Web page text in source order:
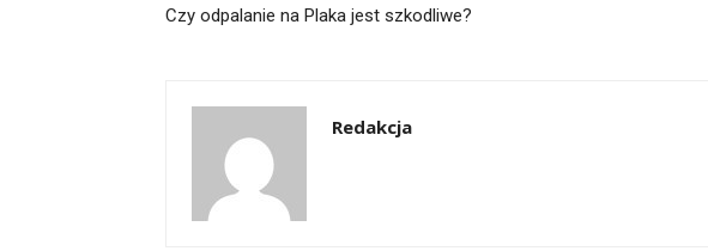
Czy odpalanie na Plaka jest szkodliwe?
Redakcja